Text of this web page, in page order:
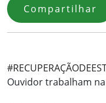
Compartilhar
Ouvidor trabalham